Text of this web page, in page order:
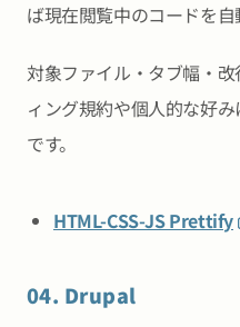
ば現在閲覧中のコードを自
対象ファイル・タブ幅・
ィング規約や個人的な好
です。
HTML-CSS-JS Prettify
04. Drupal